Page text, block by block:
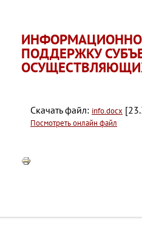
ПОДДЕРЖКУ
Скачать файл: info.docx
Посмотреть онлайн файл